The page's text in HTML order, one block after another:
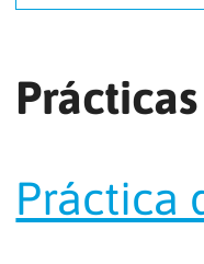
Prácticas
Práctica